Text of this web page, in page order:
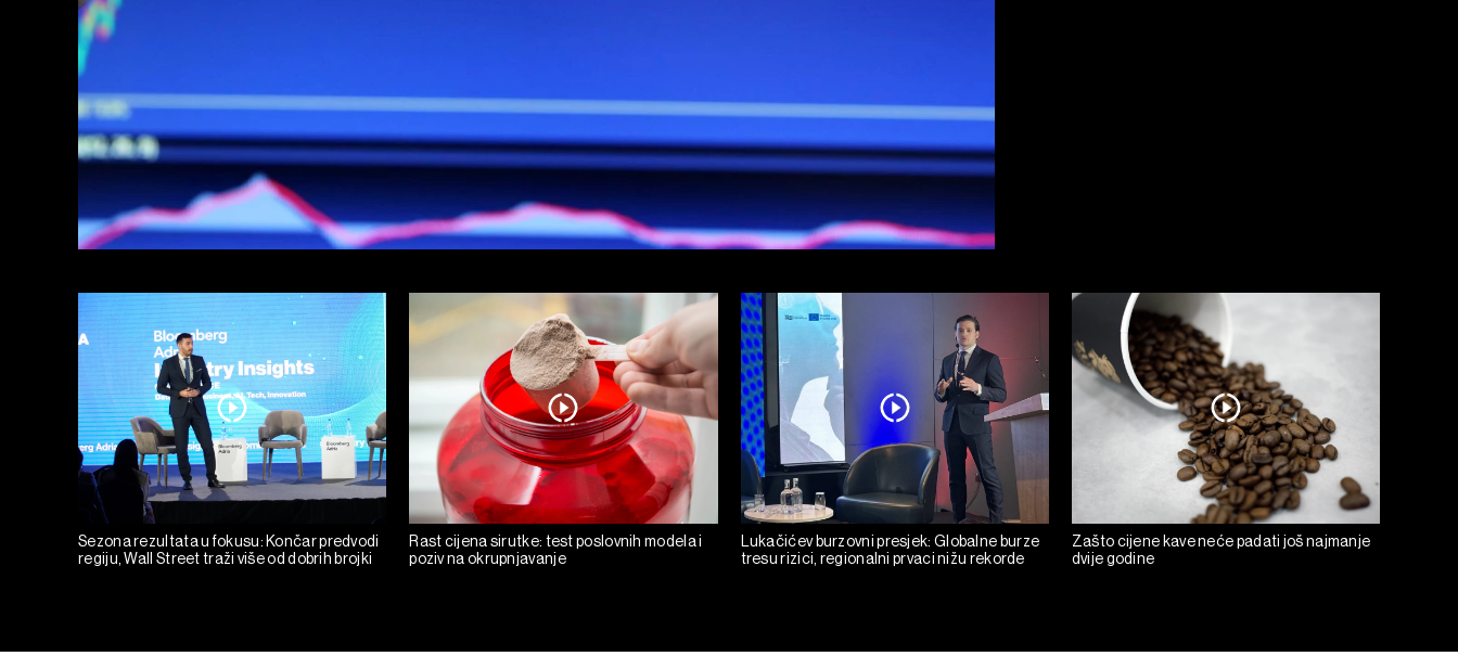
Sezona rezultata u fokusu: Končar predvodi
regiju, Wall Street traži više od dobrih brojki
Rast cijena sirutke: test poslovnih modela i
poziv na okrupnjavanje
Lukačićev burzovni presjek: Globalne burze
tresu rizici, regionalni prvaci nižu rekorde
Zašto cijene kave neće padati još najmanje
dvije godine